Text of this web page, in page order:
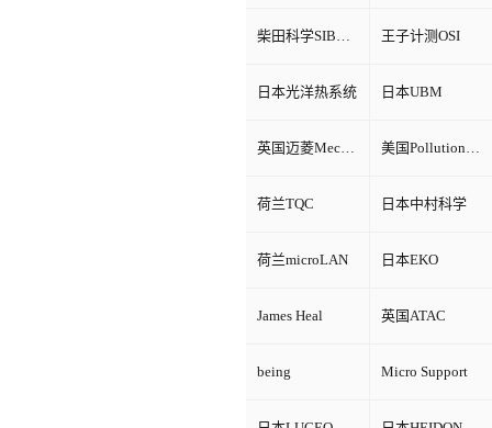
柴田科学SIBATA 王子计测OSI
日本光洋热系统 日本UBM
英国迈菱Mecmesin 美国Pollution Control Products
荷兰TQC 日本中村科学
荷兰microLAN 日本EKO
James Heal 英国ATAC
being Micro Support